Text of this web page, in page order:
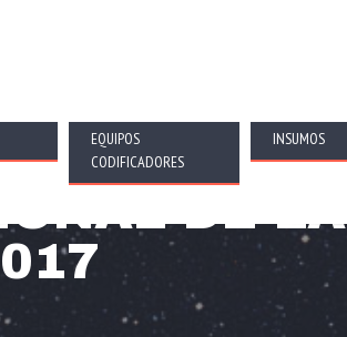
EQUIPOS
CODIFICADORES
INSUMOS
DE LA